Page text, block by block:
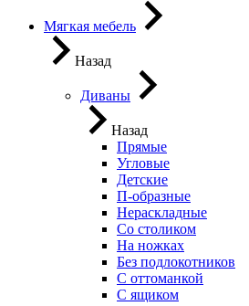
Мягкая мебель
Назад
Диваны
Назад
Прямые
Угловые
Детские
П-образные
Нераскладные
Со столиком
На ножках
Без подлокотников
С оттоманкой
С ящиком